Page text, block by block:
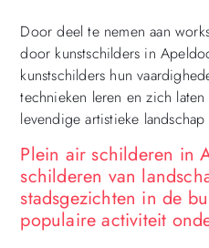
Door deel te nemen aan
door kunstschilders in
kunstschilders hun
technieken leren en zich
levendige artistieke
Plein air schilderen in
schilderen van
stadsgezichten in de
populaire activiteit